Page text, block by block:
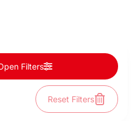
Filters
Reset Filters